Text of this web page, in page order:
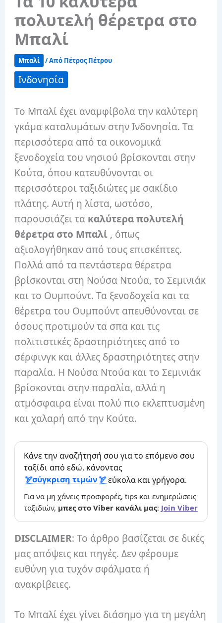
πολυτελή θέρετρα στο
Μπαλί
Μπαλί / Από Πέτρος Πέτρου
Ινδονησία
Το Μπαλί έχει αναμφίβολα την καλύτερη
γκάμα καταλυμάτων στην Ινδονησία. Τα
περισσότερα από τα οικονομικά
ξενοδοχεία του νησιού βρίσκονται στην
Κούτα, όπου κατευθύνονται οι
περισσότεροι ταξιδιώτες με σακίδιο
πλάτης. Αυτή η λίστα, ωστόσο,
παρουσιάζει τα καλύτερα πολυτελή
θέρετρα στο Μπαλί , όπως
αξιολογήθηκαν από τους επισκέπτες.
Πολλά από τα πεντάστερα θέρετρα
βρίσκονται στη Νούσα Ντούα, το Σεμινιάκ
και το Ουμπούντ. Τα ξενοδοχεία και τα
θέρετρα του Ουμπούντ απευθύνονται σε
όσους προτιμούν τα σπα και τις
πολιτιστικές δραστηριότητες από το
σέρφινγκ και άλλες δραστηριότητες στην
παραλία. Η Νούσα Ντούα και το Σεμινιάκ
βρίσκονται στην παραλία, αλλά η
ατμόσφαιρα είναι πολύ πιο εκλεπτυσμένη
και χαλαρή από την Κούτα.
Κάνε την αναζήτησή σου για το επόμενο σου
ταξίδι από εδώ, κάνοντας
σύγκριση τιμών
εύκολα και γρήγορα.
Για να μη χάνεις προσφορές, tips και ενημερώσεις
ταξιδιών, μπες στο Viber κανάλι μας: Join Viber
DISCLAIMER: Το άρθρο βασίζεται σε δικές
μας απόψεις και πηγές. Δεν φέρουμε
ευθύνη για τυχόν σφάλματα ή
ανακρίβειες.
Το Μπαλί έχει γίνει διάσημο για τη μεγάλη